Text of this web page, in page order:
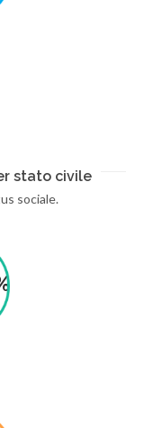
stato civile
sociale.